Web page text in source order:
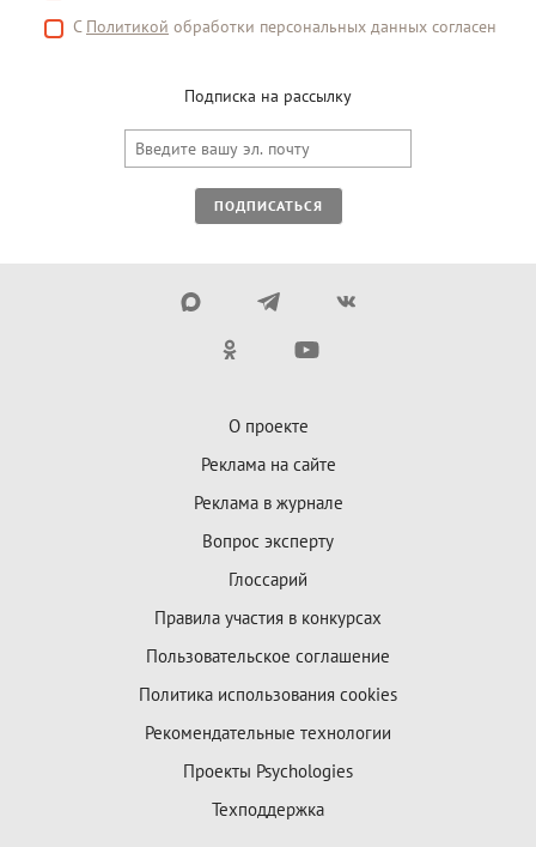
С Политикой обработки персональных данных согласен
Подписка на рассылку
ПОДПИСАТЬСЯ
О проекте
Реклама на сайте
Реклама в журнале
Вопрос эксперту
Глоссарий
Правила участия в конкурсах
Пользовательское соглашение
Политика использования cookies
Рекомендательные технологии
Проекты Psychologies
Техподдержка